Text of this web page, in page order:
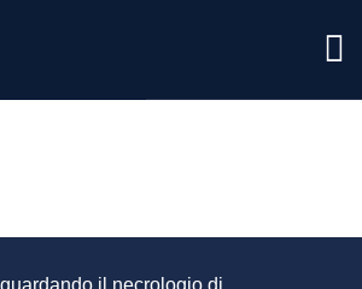
il necrologio di